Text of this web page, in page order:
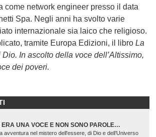
come network engineer presso il data
Spa. Negli anni ha svolto varie
internazionale sia laico che religioso.
tramite Europa Edizioni, il libroLa
In ascolto della voce dell’Altissimo,
dei poveri.
ERA UNA VOCE E NON SONO PAROLE…
avventura nel mistero dell'essere, di Dio e dell’Universo